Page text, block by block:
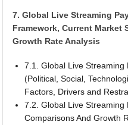
7. Global Live Streaming
Framework, Current Market
Growth Rate Analysis
7.1. Global Live Streaming
(Political, Social,
Factors, Drivers and
7.2. Global Live Streaming
Comparisons And Growth